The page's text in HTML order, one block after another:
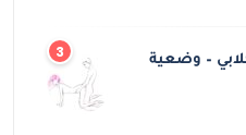
– وضعية